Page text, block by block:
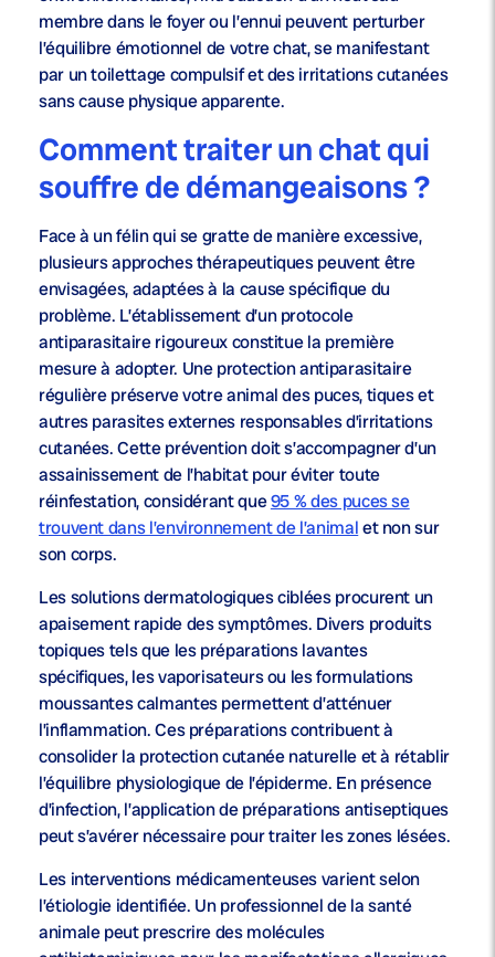
membre dans le foyer ou l’ennui peuvent perturber
l’équilibre émotionnel de votre chat, se manifestant
par un toilettage compulsif et des irritations cutanées
sans cause physique apparente.
Comment traiter un chat qui
souffre de démangeaisons ?
Face à un félin qui se gratte de manière excessive,
plusieurs approches thérapeutiques peuvent être
envisagées, adaptées à la cause spécifique du
problème. L’établissement d’un protocole
antiparasitaire rigoureux constitue la première
mesure à adopter. Une protection antiparasitaire
régulière préserve votre animal des puces, tiques et
autres parasites externes responsables d’irritations
cutanées. Cette prévention doit s’accompagner d’un
assainissement de l’habitat pour éviter toute
réinfestation, considérant que95 % des puces se
trouvent dans l’environnement de l’animalet non sur
son corps.
Les solutions dermatologiques ciblées procurent un
apaisement rapide des symptômes. Divers produits
topiques tels que les préparations lavantes
spécifiques, les vaporisateurs ou les formulations
moussantes calmantes permettent d’atténuer
l’inflammation. Ces préparations contribuent à
consolider la protection cutanée naturelle et à rétablir
l’équilibre physiologique de l’épiderme. En présence
d’infection, l’application de préparations antiseptiques
peut s’avérer nécessaire pour traiter les zones lésées.
Les interventions médicamenteuses varient selon
l’étiologie identifiée. Un professionnel de la santé
animale peut prescrire des molécules